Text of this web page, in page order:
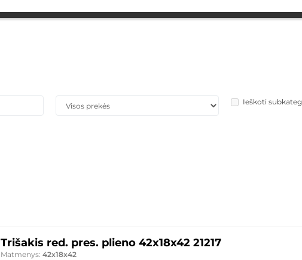
Ieškoti
Trišakis red. pres. plieno 42x18x42 21217
Matmenys: 42x18x42